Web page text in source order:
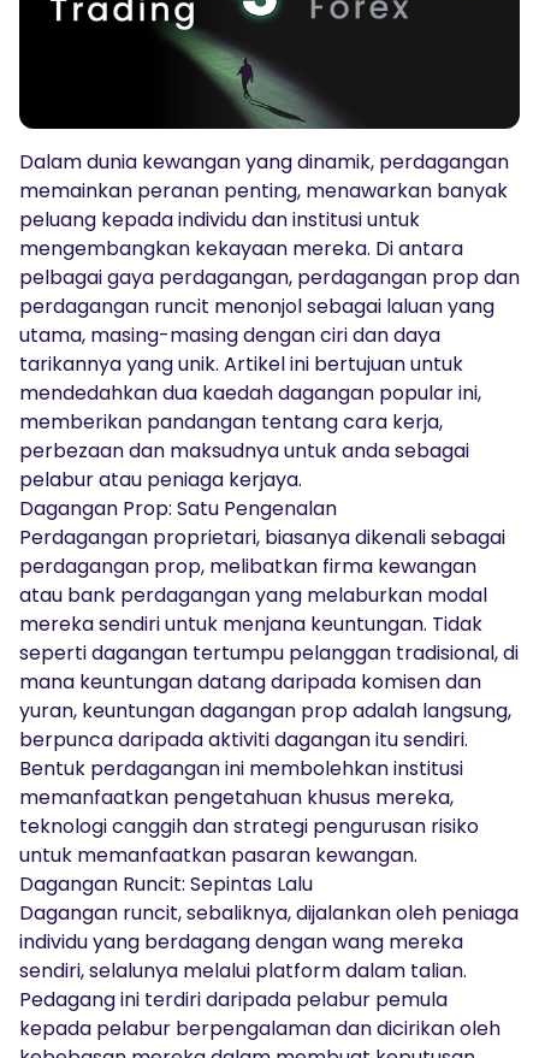
Audio Siar
TRADING TOOLS
KALENDAR EKONOMI GLOBAL
Jam Cuti Pasaran
Daftar
Dalam dunia kewangan yang dinamik, perdagangan
memainkan peranan penting, menawarkan banyak
peluang kepada individu dan institusi untuk
mengembangkan kekayaan mereka. Di antara
pelbagai gaya perdagangan, perdagangan prop dan
perdagangan runcit menonjol sebagai laluan yang
utama, masing-masing dengan ciri dan daya
tarikannya yang unik. Artikel ini bertujuan untuk
mendedahkan dua kaedah dagangan popular ini,
memberikan pandangan tentang cara kerja,
perbezaan dan maksudnya untuk anda sebagai
pelabur atau peniaga kerjaya.
Dagangan Prop: Satu Pengenalan
Perdagangan proprietari, biasanya dikenali sebagai
perdagangan prop, melibatkan firma kewangan
atau bank perdagangan yang melaburkan modal
mereka sendiri untuk menjana keuntungan. Tidak
seperti dagangan tertumpu pelanggan tradisional, di
mana keuntungan datang daripada komisen dan
yuran, keuntungan dagangan prop adalah langsung,
berpunca daripada aktiviti dagangan itu sendiri.
Bentuk perdagangan ini membolehkan institusi
memanfaatkan pengetahuan khusus mereka,
teknologi canggih dan strategi pengurusan risiko
untuk memanfaatkan pasaran kewangan.
Dagangan Runcit: Sepintas Lalu
Dagangan runcit, sebaliknya, dijalankan oleh peniaga
individu yang berdagang dengan wang mereka
sendiri, selalunya melalui platform dalam talian.
Pedagang ini terdiri daripada pelabur pemula
kepada pelabur berpengalaman dan dicirikan oleh